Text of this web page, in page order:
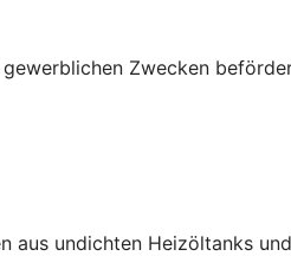
Zwecken
aus undichten Heizöltanks